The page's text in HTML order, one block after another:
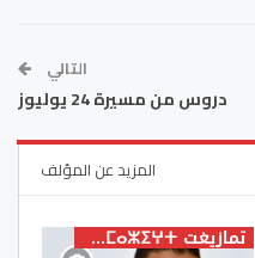
التالي
دروس من مسيرة 24 يوليوز
المزيد عن المؤلف
تمازيغت ⵜⴰⵎⴰⵣⵉⵖⵜ